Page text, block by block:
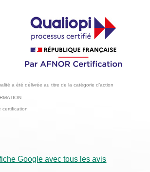
a été délivrée au titre de la catégorie d’action
certification
Google avec tous les avis